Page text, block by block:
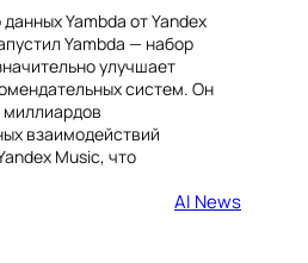
Yambda от Yandex
Yambda — набор
улучшает
систем. Он
миллиардов
взаимодействий
Music, что
AI News